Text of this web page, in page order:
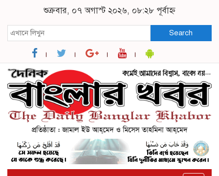
শুক্রবার, ০৭ অগাস্ট ২০২৬, ০৮:২৮ পূর্বাহ্ন
Search